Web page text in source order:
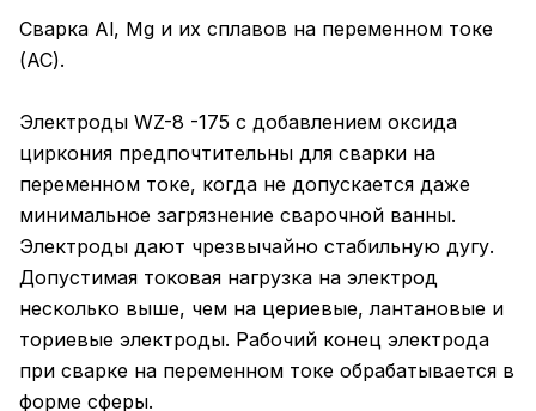
Сварка Al, Mg и их сплавов на переменном токе
(AC).
Электроды WZ-8 -175 с добавлением оксида
циркония предпочтительны для сварки на
переменном токе, когда не допускается даже
минимальное загрязнение сварочной ванны.
Электроды дают чрезвычайно стабильную дугу.
Допустимая токовая нагрузка на электрод
несколько выше, чем на цериевые, лантановые и
ториевые электроды. Рабочий конец электрода
при сварке на переменном токе обрабатывается в
форме сферы.